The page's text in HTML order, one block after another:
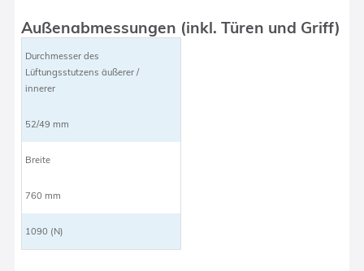
Außenabmessungen (inkl. Türen und Griff)
Durchmesser des
Lüftungsstutzens äußerer /
innerer
52/49 mm
Breite
760 mm
1090 (N)